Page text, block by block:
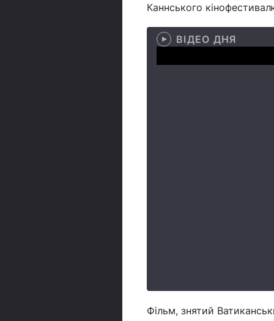
Каннського
ВІДЕО ДНЯ
Фільм, знятий